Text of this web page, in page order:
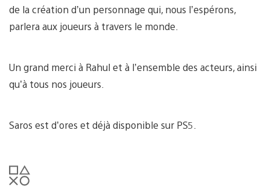
de la création d’un personnage qui, nous l’espérons,
parlera aux joueurs à travers le monde.
Un grand merci à Rahul et à l’ensemble des acteurs, ainsi
qu’à tous nos joueurs.
Saros est d’ores et déjà disponible sur PS5.